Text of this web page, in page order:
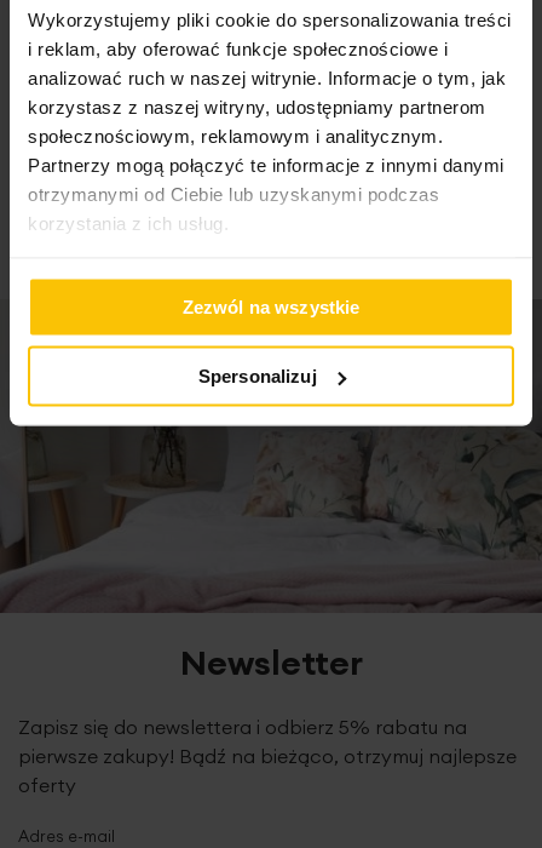
Wykorzystujemy pliki cookie do spersonalizowania treści
i reklam, aby oferować funkcje społecznościowe i
analizować ruch w naszej witrynie. Informacje o tym, jak
korzystasz z naszej witryny, udostępniamy partnerom
społecznościowym, reklamowym i analitycznym.
Partnerzy mogą połączyć te informacje z innymi danymi
otrzymanymi od Ciebie lub uzyskanymi podczas
korzystania z ich usług.
Zezwól na wszystkie
Spersonalizuj
skład: 100% tworzywo sztuczne
High-contrast mode
To może Cię zainteresować
Newsletter
Zapisz się do newslettera i odbierz 5% rabatu na
pierwsze zakupy! Bądź na bieżąco, otrzymuj najlepsze
oferty
Adres e-mail